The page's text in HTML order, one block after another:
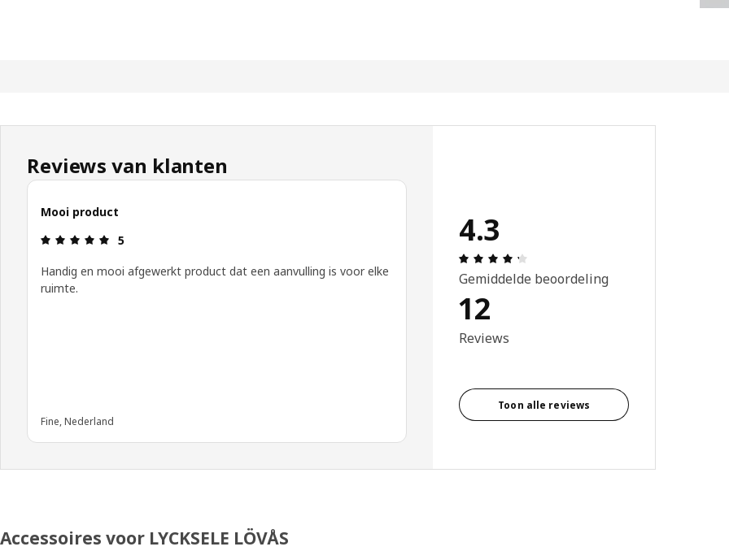
Reviews van klanten
Mooi product
Review: 5 van 5 sterren.
5
Handig en mooi afgewerkt product dat een aanvulling is voor elke
ruimte.
Fine, Nederland
4.3
Gemiddelde beoordeling
12
Reviews
Toon alle reviews
Accessoires voor LYCKSELE LÖVÅS